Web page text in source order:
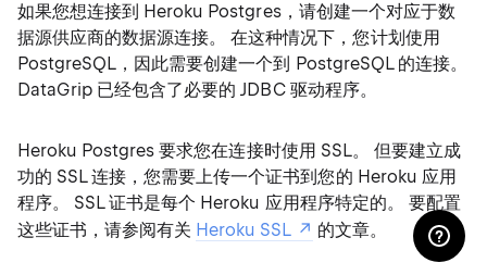
如果您想连接到 Heroku Postgres，请创建一个对应于数
据源供应商的数据源连接。 在这种情况下，您计划使用
PostgreSQL，因此需要创建一个到 PostgreSQL 的连接。
DataGrip 已经包含了必要的 JDBC 驱动程序。
Heroku Postgres 要求您在连接时使用 SSL。 但要建立成
功的 SSL 连接，您需要上传一个证书到您的 Heroku 应用
程序。 SSL 证书是每个 Heroku 应用程序特定的。 要配置
这些证书，请参阅有关 Heroku SSL 的文章。